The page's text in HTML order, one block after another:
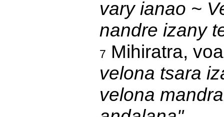
vary ianao ~
nandre izany
7 Mihiratra,
velona tsara
velona